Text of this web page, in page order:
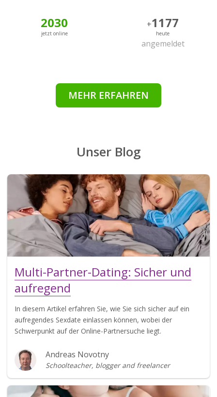
2030
jetzt online
+1177
heute
angemeldet
MEHR ERFAHREN
Unser Blog
Multi-Partner-Dating: Sicher und
aufregend
In diesem Artikel erfahren Sie, wie Sie sich sicher auf ein
aufregendes Sexdate einlassen können, wobei der
Schwerpunkt auf der Online-Partnersuche liegt.
Andreas Novotny
Schoolteacher, blogger and freelancer